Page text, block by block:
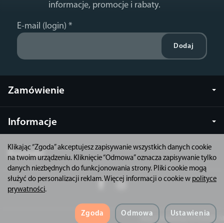
informacje, promocje i rabaty.
E-mail (login) *
Zamówienie
Informacje
Kontakt
Sklep internetowy SOTESHOP AI
Klikając “Zgoda” akceptujesz zapisywanie wszystkich danych cookie
na twoim urządzeniu. Kliknięcie “Odmowa” oznacza zapisywanie tylko
danych niezbędnych do funkcjonowania strony. Pliki cookie mogą
służyć do personalizacji reklam. Więcej informacji o cookie w polityce
prywatności.
Ustawienia
Odmowa
Zgoda